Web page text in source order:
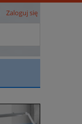
Zaloguj się